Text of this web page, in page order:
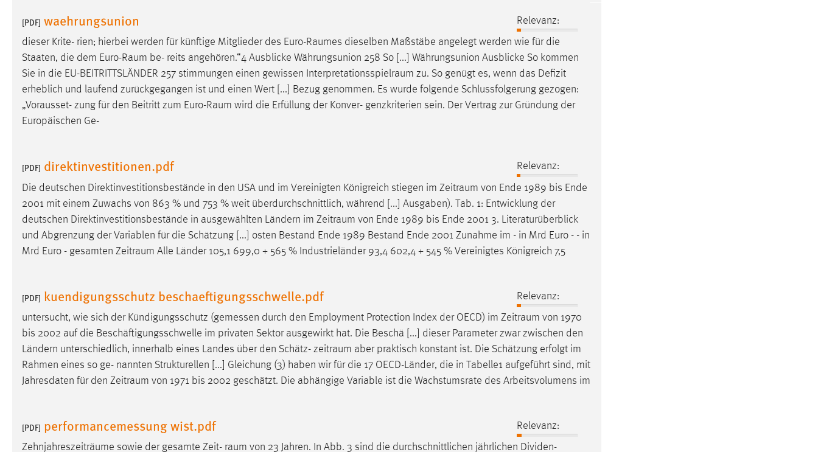
[PDF] waehrungsunion
Relevanz:
dieser Krite- rien; hierbei werden für künftige Mitglieder des Euro-Raumes dieselben Maßstäbe angelegt werden wie für die
Staaten, die dem Euro-Raum be- reits angehören.“4 Ausblicke Währungsunion 258 So [...] Währungsunion Ausblicke So kommen
Sie in die EU-BEITRITTSLÄNDER 257 stimmungen einen gewissen Interpretationsspielraum zu. So genügt es, wenn das Defizit
erheblich und laufend zurückgegangen ist und einen Wert [...] Bezug genommen. Es wurde folgende Schlussfolgerung gezogen:
„Vorausset- zung für den Beitritt zum Euro-Raum wird die Erfüllung der Konver- genzkriterien sein. Der Vertrag zur Gründung der
Europäischen Ge-
[PDF] direktinvestitionen.pdf
Relevanz:
Die deutschen Direktinvestitionsbestände in den USA und im Vereinigten Königreich stiegen im Zeitraum von Ende 1989 bis Ende
2001 mit einem Zuwachs von 863 % und 753 % weit überdurchschnittlich, während [...] Ausgaben). Tab. 1: Entwicklung der
deutschen Direktinvestitionsbestände in ausgewählten Ländern im Zeitraum von Ende 1989 bis Ende 2001 3. Literaturüberblick
und Abgrenzung der Variablen für die Schätzung [...] osten Bestand Ende 1989 Bestand Ende 2001 Zunahme im - in Mrd Euro - - in
Mrd Euro - gesamten Zeitraum Alle Länder 105,1 699,0 + 565 % Industrieländer 93,4 602,4 + 545 % Vereinigtes Königreich 7,5
[PDF] kuendigungsschutz beschaeftigungsschwelle.pdf
Relevanz:
untersucht, wie sich der Kündigungsschutz (gemessen durch den Employment Protection Index der OECD) im Zeitraum von 1970
bis 2002 auf die Beschäftigungsschwelle im privaten Sektor ausgewirkt hat. Die Beschä [...] dieser Parameter zwar zwischen den
Ländern unterschiedlich, innerhalb eines Landes über den Schätz- zeitraum aber praktisch konstant ist. Die Schätzung erfolgt im
Rahmen eines so ge- nannten Strukturellen [...] Gleichung (3) haben wir für die 17 OECD-Länder, die in Tabelle1 aufgeführt sind, mit
Jahresdaten für den Zeitraum von 1971 bis 2002 geschätzt. Die abhängige Variable ist die Wachstumsrate des Arbeitsvolumens im
[PDF] performancemessung wist.pdf
Relevanz:
Zehnjahreszeiträume sowie der gesamte Zeit- raum von 23 Jahren. In Abb. 3 sind die durchschnittlichen jährlichen Dividen-